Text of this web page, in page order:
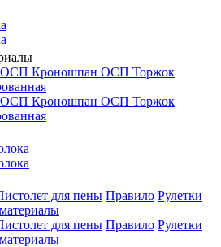
ОСП Кроношпан ОСП Торжок
ОСП Кроношпан ОСП Торжок
для пены Правило Рулетки
для пены Правило Рулетки